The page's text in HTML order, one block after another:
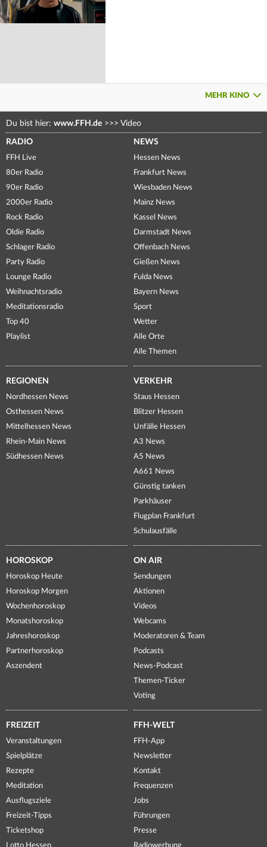
MEHR KINO
Du bist hier: www.FFH.de >>> Video
RADIO
FFH Live
80er Radio
90er Radio
2000er Radio
Rock Radio
Oldie Radio
Schlager Radio
Party Radio
Lounge Radio
Weihnachtsradio
Meditationsradio
Top 40
Playlist
NEWS
Hessen News
Frankfurt News
Wiesbaden News
Mainz News
Kassel News
Darmstadt News
Offenbach News
Gießen News
Fulda News
Bayern News
Sport
Wetter
Alle Orte
Alle Themen
REGIONEN
Nordhessen News
Osthessen News
Mittelhessen News
Rhein-Main News
Südhessen News
VERKEHR
Staus Hessen
Blitzer Hessen
Unfälle Hessen
A3 News
A5 News
A661 News
Günstig tanken
Parkhäuser
Flugplan Frankfurt
Schulausfälle
HOROSKOP
Horoskop Heute
Horoskop Morgen
Wochenhoroskop
Monatshoroskop
Jahreshoroskop
Partnerhoroskop
Aszendent
ON AIR
Sendungen
Aktionen
Videos
Webcams
Moderatoren & Team
Podcasts
News-Podcast
Themen-Ticker
Voting
FREIZEIT
Veranstaltungen
Spielplätze
Rezepte
Meditation
Ausflugsziele
Freizeit-Tipps
Ticketshop
Lotto Hessen
FFH-WELT
FFH-App
Newsletter
Kontakt
Frequenzen
Jobs
Führungen
Presse
Radiowerbung